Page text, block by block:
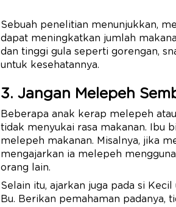
Sebuah penelitian menunjukkan,
dapat meningkatkan jumlah
dan tinggi gula seperti gorengan,
untuk kesehatannya.
3. Jangan Melepeh
Beberapa anak kerap melepeh
tidak menyukai rasa makanan. Ibu
melepeh makanan. Misalnya, jika
mengajarkan ia melepeh
orang lain.
Selain itu, ajarkan juga pada si
Bu. Berikan pemahaman padanya,